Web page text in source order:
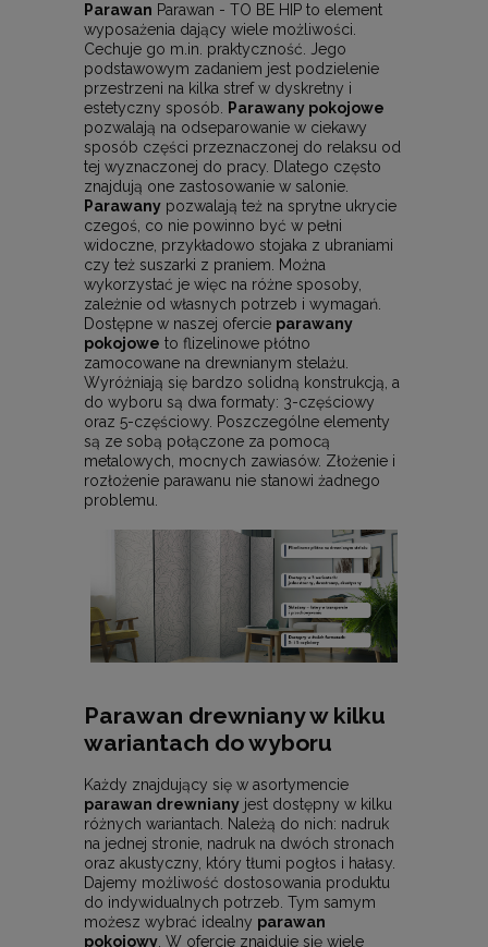
Parawan Parawan - TO BE HIP to element
wyposażenia dający wiele możliwości.
Cechuje go m.in. praktyczność. Jego
podstawowym zadaniem jest podzielenie
przestrzeni na kilka stref w dyskretny i
estetyczny sposób. Parawany pokojowe
pozwalają na odseparowanie w ciekawy
sposób części przeznaczonej do relaksu od
tej wyznaczonej do pracy. Dlatego często
znajdują one zastosowanie w salonie.
Parawany pozwalają też na sprytne ukrycie
czegoś, co nie powinno być w pełni
widoczne, przykładowo stojaka z ubraniami
czy też suszarki z praniem. Można
wykorzystać je więc na różne sposoby,
zależnie od własnych potrzeb i wymagań.
Dostępne w naszej ofercie parawany
pokojowe to flizelinowe płótno
zamocowane na drewnianym stelażu.
Wyróżniają się bardzo solidną konstrukcją, a
do wyboru są dwa formaty: 3-częściowy
oraz 5-częściowy. Poszczególne elementy
są ze sobą połączone za pomocą
metalowych, mocnych zawiasów. Złożenie i
rozłożenie parawanu nie stanowi żadnego
problemu.
Parawan drewniany w kilku
wariantach do wyboru
Każdy znajdujący się w asortymencie
parawan drewniany jest dostępny w kilku
różnych wariantach. Należą do nich: nadruk
na jednej stronie, nadruk na dwóch stronach
oraz akustyczny, który tłumi pogłos i hałasy.
Dajemy możliwość dostosowania produktu
do indywidualnych potrzeb. Tym samym
możesz wybrać idealny parawan
pokojowy . W ofercie znajduje się wiele